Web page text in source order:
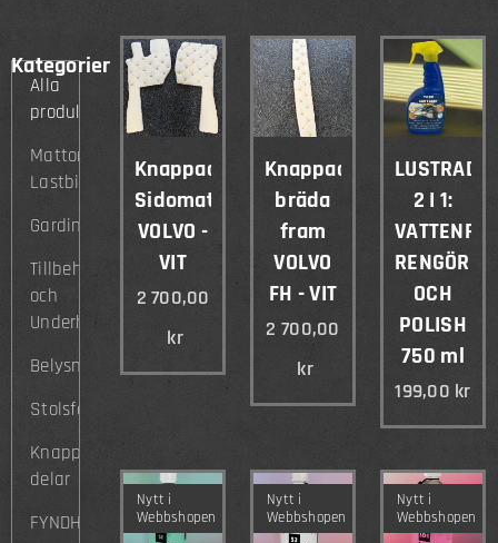
Kategorier
Alla
produkter
Mattor
Lastbil
Gardiner
Tillbehör
och
Underhåll
Belysning
Stolsfästen
Knappade
delar
FYNDHÖRNA
Knappade
Sidomattor
VOLVO -
VIT
2 700,00
kr
Knappad
bräda
fram
VOLVO
FH - VIT
2 700,00
kr
2 I 1:
OCH
POLISH
750 ml
199,00 kr
Nytt i
Webbshopen
Nytt i
Webbshopen
Nytt i
Webbshopen